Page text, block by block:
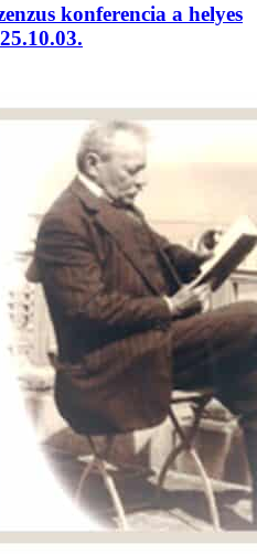
konferencia a helyes